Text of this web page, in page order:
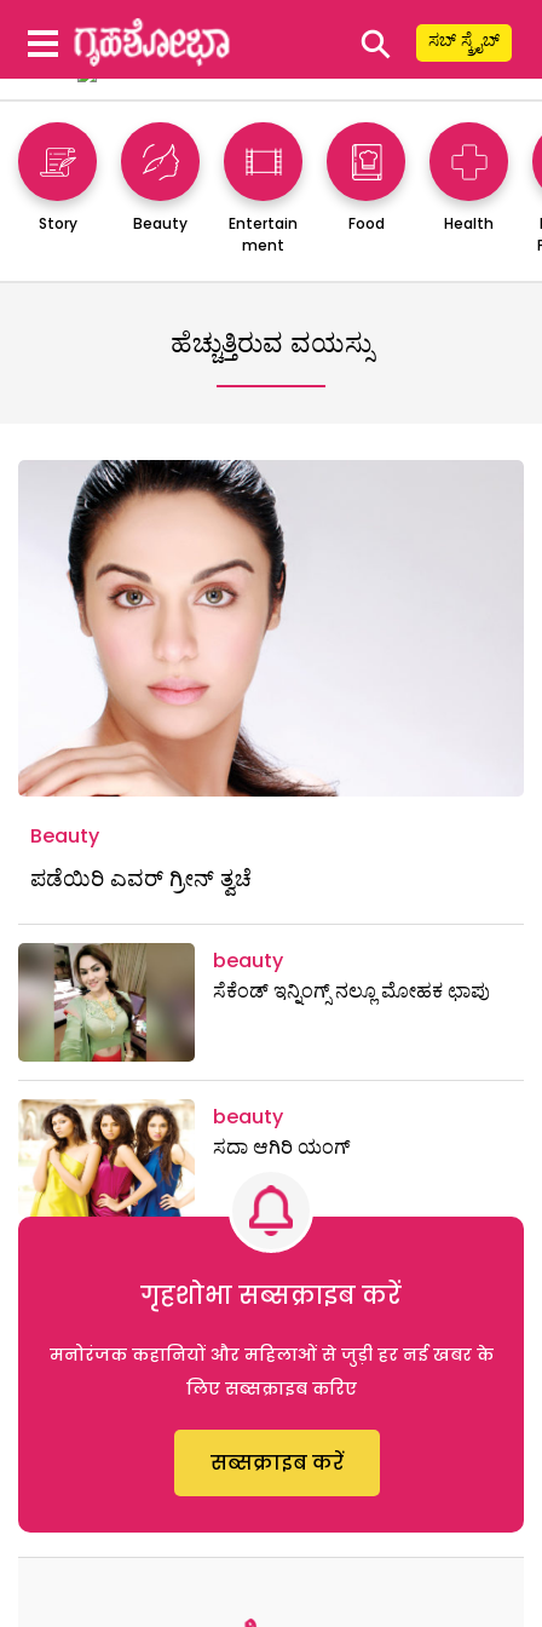
⚲ ಸಬ್ ಸ್ಕ್ರೈಬ್
Story Beauty
Entertain
ment
Food Health
ಹೆಚ್ಚುತ್ತಿರುವ ವಯಸ್ಸು
Beauty
ಪಡೆಯಿರಿ ಎವರ್ ಗ್ರೀನ್ ತ್ವಚೆ
beauty
ಸೆಕೆಂಡ್‌ ಇನ್ನಿಂಗ್ಸ್ ನಲ್ಲೂ ಮೋಹಕ ಛಾಪು
beauty
ಸದಾ ಆಗಿರಿ ಯಂಗ್
गृहशोभा सब्सक्राइब करें
मनोरंजक कहानियों और महिलाओं से जुड़ी हर नई खबर के
लिए सब्सक्राइब करिए
सब्सक्राइब करें